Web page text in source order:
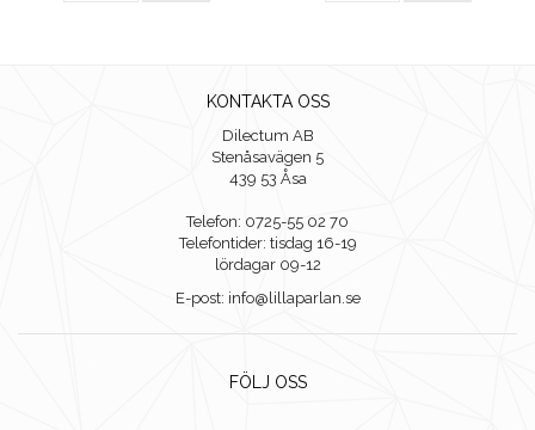
KONTAKTA OSS
Dilectum AB
Stenåsavägen 5
439 53 Åsa
Telefon: 0725-55 02 70
Telefontider: tisdag 16-19
lördagar 09-12
E-post: info@lillaparlan.se
FÖLJ OSS